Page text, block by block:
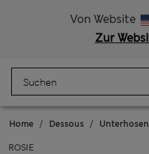
Von Website
Zur
Home Dessous Unterhosen
ROSIE